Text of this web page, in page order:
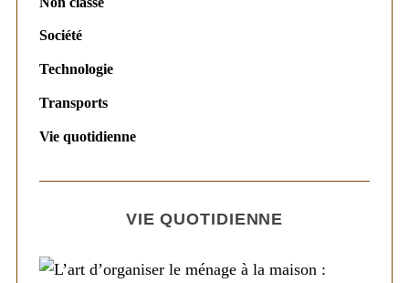
Société
Technologie
Transports
Vie quotidienne
VIE QUOTIDIENNE